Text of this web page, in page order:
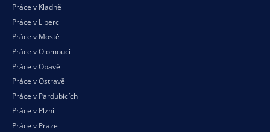
Práce v Kladně
Práce v Liberci
Práce v Mostě
Práce v Olomouci
Práce v Opavě
Práce v Ostravě
Práce v Pardubicích
Práce v Plzni
Práce v Praze